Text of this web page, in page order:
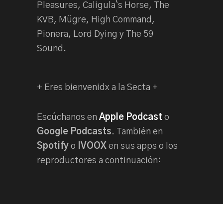
Pleasures, Caligula`s Horse, The
KVB, Mügre, High Command,
Pionera, Lord Dying y The 59
Sound.
+ Eres bienvenidx a la Secta +
Escúchanos en Apple Podcast o
Google Podcasts. También en
Spotify o IVOOX en sus apps o los
reproductores a continuación: